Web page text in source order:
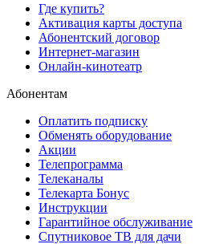
Где купить?
Активация карты доступа
Абонентский договор
Интернет-магазин
Онлайн-кинотеатр
Абонентам
Оплатить подписку
Обменять оборудование
Акции
Телепрограмма
Телеканалы
Телекарта Бонус
Инструкции
Гарантийное обслуживание
Спутниковое ТВ для дачи